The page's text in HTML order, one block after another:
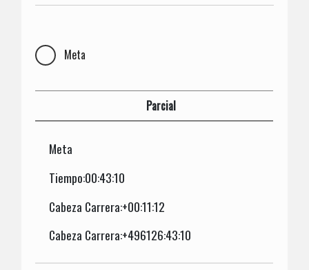
Meta
Parcial
Meta
Tiempo:00:43:10
Cabeza Carrera:+00:11:12
Cabeza Carrera:+496126:43:10